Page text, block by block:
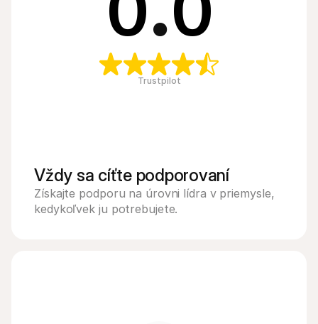
Trustpilot
Vždy sa cíťte podporovaní
Získajte podporu na úrovni lídra v priemysle,
kedykoľvek ju potrebujete.